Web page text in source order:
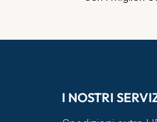
I NOSTRI